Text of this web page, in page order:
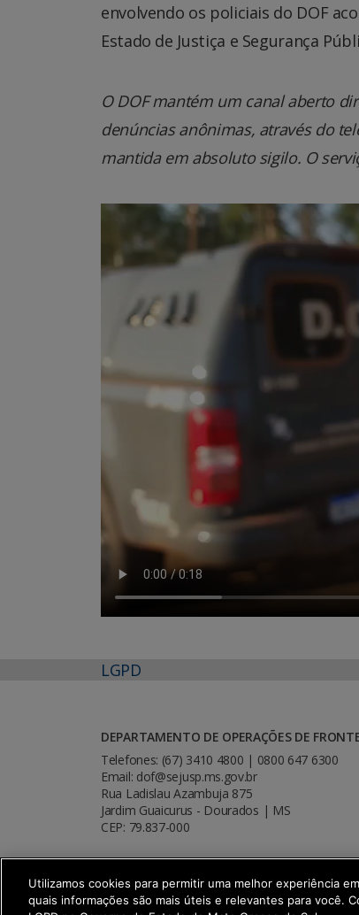
envolvendo os policiais do DOF
Estado de Justiça e Segurança
O DOF mantém um canal aberto
denúncias anônimas, através do
mantida em absoluto sigilo. O
LGPD
DEPARTAMENTO DE OPERAÇÕES DE
Telefones: (67) 3410 4800 | 0800 647 6300
Email: dof@sejusp.ms.gov.br
Rua Ladislau Azambuja 875
Jardim Guaicurus - Dourados | MS
CEP: 79.837-000
SETDIG | Secretaria-Executiva de
Utilizamos cookies para permitir uma melhor experiência
quais informações são mais úteis e relevantes para você.